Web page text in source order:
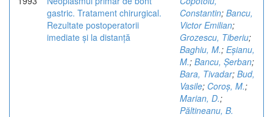
gastric. Tratament chirurgical.
Rezultate postoperatorii
imediate și la distanță
Constantin; Bancu,
Victor Emilian;
Grozescu, Tiberiu;
Baghiu, M.; Eșianu,
M.; Bancu, Șerban;
Bara, Tivadar; Bud,
Vasile; Coroș, M.;
Marian, D.;
Păltineanu, B.